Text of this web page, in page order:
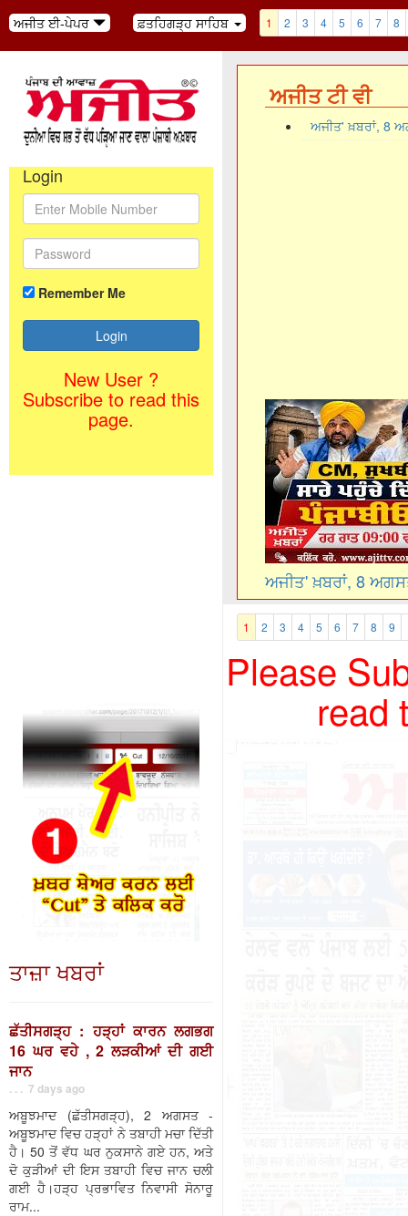
ਅਜੀਤ ਈ-ਪੇਪਰ ਫ਼ਤਹਿਗੜ੍ਹ ਸਾਹਿਬ 1 2 3 4 5 6 7 8
Login
Remember Me
New User ?
Subscribe to read this
page.
ਤਾਜ਼ਾ ਖਬਰਾਂ
ਛੱਤੀਸਗੜ੍ਹ : ਹੜ੍ਹਾਂ ਕਾਰਨ ਲਗਭਗ
16 ਘਰ ਵਹੇ , 2 ਲੜਕੀਆਂ ਦੀ ਗਈ
ਜਾਨ
. . . 7 days ago
ਅਬੂਝਮਾਦ (ਛੱਤੀਸਗੜ੍ਹ), 2 ਅਗਸਤ -
ਅਬੂਝਮਾਦ ਵਿਚ ਹੜ੍ਹਾਂ ਨੇ ਤਬਾਹੀ ਮਚਾ ਦਿੱਤੀ
ਹੈ। 50 ਤੋਂ ਵੱਧ ਘਰ ਨੁਕਸਾਨੇ ਗਏ ਹਨ, ਅਤੇ
ਦੋ ਕੁੜੀਆਂ ਦੀ ਇਸ ਤਬਾਹੀ ਵਿਚ ਜਾਨ ਚਲੀ
ਗਈ ਹੈ।ਹੜ੍ਹ ਪ੍ਰਭਾਵਿਤ ਨਿਵਾਸੀ ਸੋਨਾਰੂ
ਰਾਮ...
ਅਜੀਤ ਟੀ ਵੀ
ਅਜੀਤ' ਖ਼ਬਰਾਂ, 8
ਅਜੀਤ' ਖ਼ਬਰਾਂ, 8
1 2 3 4 5 6 7 8 9
Please
read